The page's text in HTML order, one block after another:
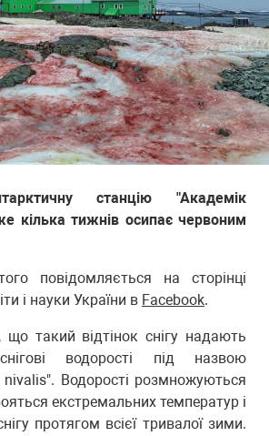
станцію "Академік
кілька тижнів осипає червоним
повідомляється на сторінці
і науки України в Facebook.
що такий відтінок снігу надають
снігові водорості під назвою
nivalis". Водорості розмножуються
екстремальних температур і
протягом всієї тривалої зими.